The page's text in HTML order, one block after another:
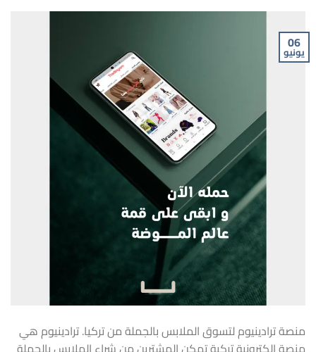
06
يونيو
منصة ترادينيوم لتسوق الملابس بالجملة من تركيا. ترادينيوم هي